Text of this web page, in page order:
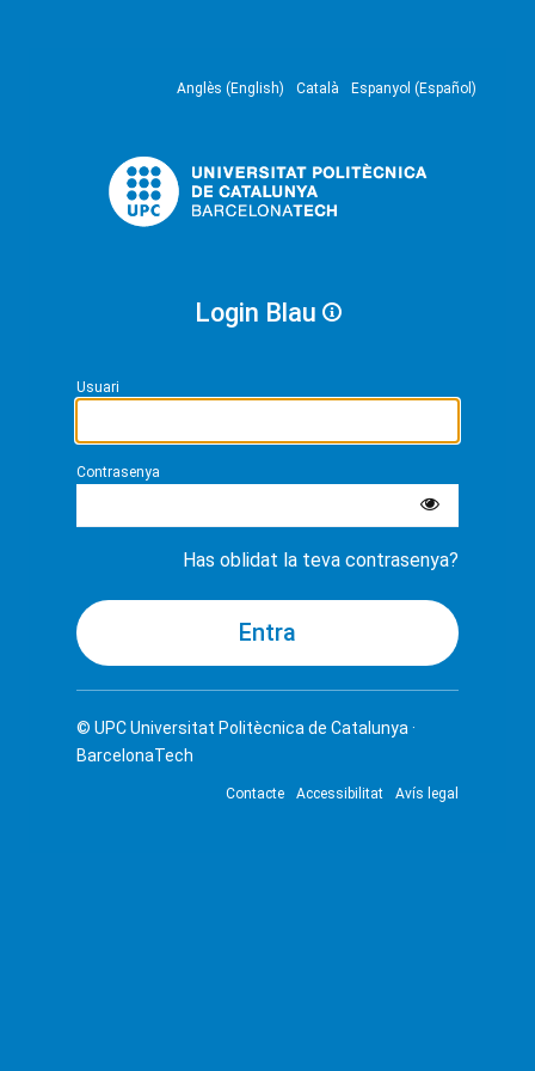
Anglès (English) Català Espanyol (Español)
Login Blau
Usuari
Contrasenya
Has oblidat la teva contrasenya?
© UPCUniversitat Politècnica de Catalunya ·
BarcelonaTech
Contacte Accessibilitat Avís legal